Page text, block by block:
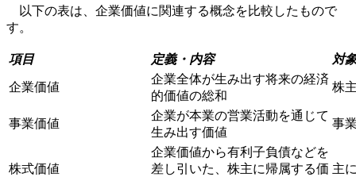
以下の表は、企業価値に関連する概念を比較したもので
す。
項目 定義・内容 対
企業価値
企業全体が生み出す将来の経済
的価値の総和
株
事業価値
企業が本業の営業活動を通じて
生み出す価値
事
株式価値
企業価値から有利子負債などを
差し引いた、株主に帰属する価 主